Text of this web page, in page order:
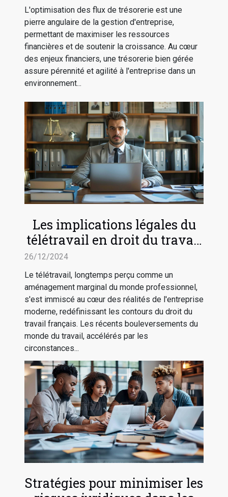
L'optimisation des flux de trésorerie est une
pierre angulaire de la gestion d'entreprise,
permettant de maximiser les ressources
financières et de soutenir la croissance. Au cœur
des enjeux financiers, une trésorerie bien gérée
assure pérennité et agilité à l'entreprise dans un
environnement...
Les implications légales du
télétravail en droit du travail
26/12/2024
Le télétravail, longtemps perçu comme un
aménagement marginal du monde professionnel,
s'est immiscé au cœur des réalités de l'entreprise
moderne, redéfinissant les contours du droit du
travail français. Les récents bouleversements du
monde du travail, accélérés par les
circonstances...
Stratégies pour minimiser les